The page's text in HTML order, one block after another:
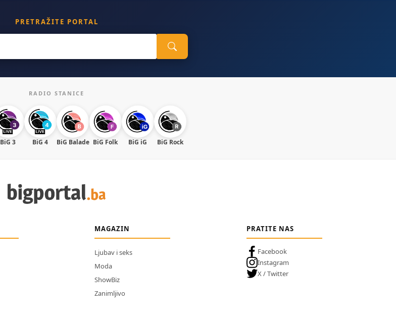
PRETRAŽITE PORTAL
RADIO STANICE
BiG 3 BiG 4 BiG Balade BiG Folk BiG iG BiG Rock
MAGAZIN
Ljubav i seks
Moda
ShowBiz
Zanimljivo
PRATITE NAS
Facebook
Instagram
X / Twitter